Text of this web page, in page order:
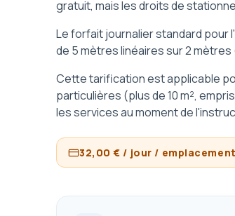
gratuit, mais les droits de
Le forfait journalier standard pour
de 5 mètres linéaires sur 2 mètres
Cette tarification est applicable
particulières (plus de 10 m²,
les services au moment de
32,00 € / jour / emplacement